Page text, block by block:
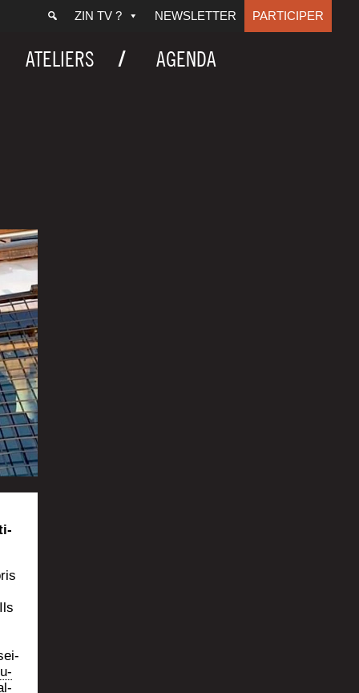
ZIN TV ? NEWSLETTER PARTICIPER
ATELIERS AGENDA